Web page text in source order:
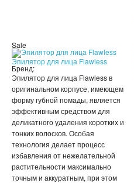
ШЕЙКЕРЫ
КОНДИЦИОНЕРЫ И
АВТОАКСЕССУАРЫ
АВТОЭЛЕКТРОНИКА
ВИДЕОРЕГИСТРАТОРЫ
Sale
Эпилятор для лица Flawless
Бренд:
Эпилятор для лица Flawless в
оригинальном корпусе, имеющем
форму губной помады, является
эффективным средством для
деликатного удаления коротких и
тонких волосков. Особая
технология делает процесс
избавления от нежелательной
растительности максимально
точным и аккуратным, при этом